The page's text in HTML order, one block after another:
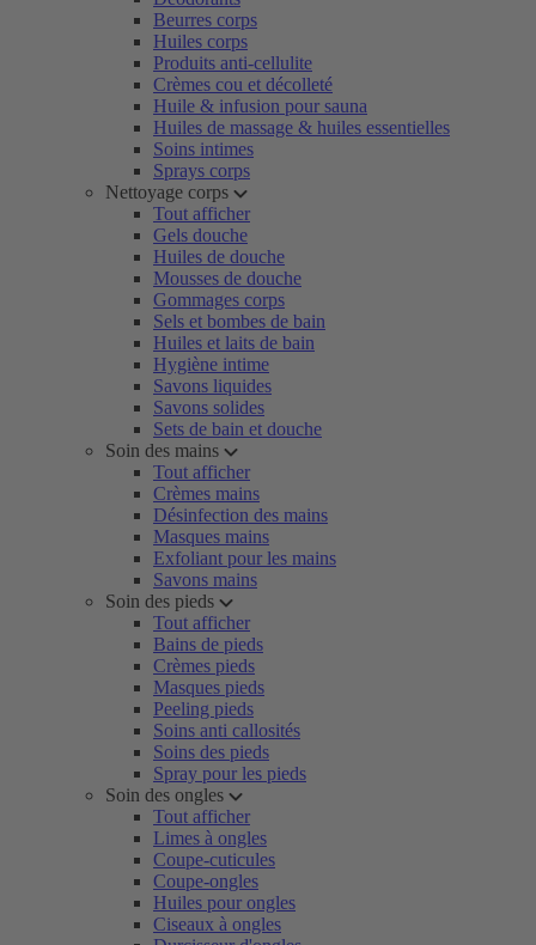
Beurres corps
Huiles corps
Produits anti-cellulite
Crèmes cou et décolleté
Huile & infusion pour sauna
Huiles de massage & huiles essentielles
Soins intimes
Sprays corps
Nettoyage corps
Tout afficher
Gels douche
Huiles de douche
Mousses de douche
Gommages corps
Sels et bombes de bain
Huiles et laits de bain
Hygiène intime
Savons liquides
Savons solides
Sets de bain et douche
Soin des mains
Tout afficher
Crèmes mains
Désinfection des mains
Masques mains
Exfoliant pour les mains
Savons mains
Soin des pieds
Tout afficher
Bains de pieds
Crèmes pieds
Masques pieds
Peeling pieds
Soins anti callosités
Soins des pieds
Spray pour les pieds
Soin des ongles
Tout afficher
Limes à ongles
Coupe-cuticules
Coupe-ongles
Huiles pour ongles
Ciseaux à ongles